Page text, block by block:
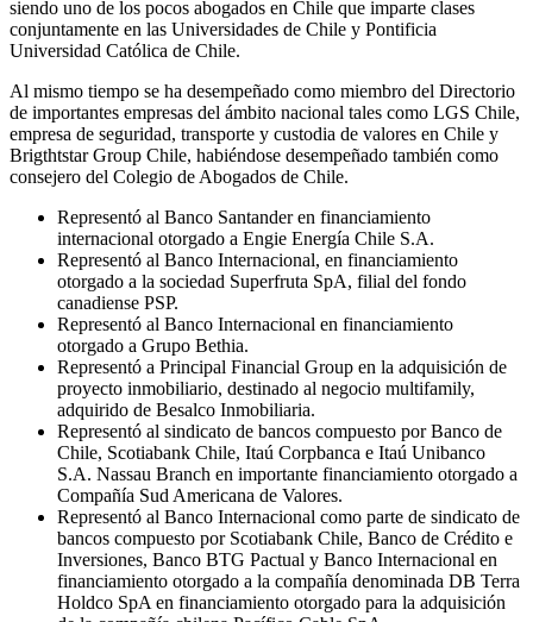
siendo uno de los pocos abogados en Chile que imparte clases
conjuntamente en las Universidades de Chile y Pontificia
Universidad Católica de Chile.
Al mismo tiempo se ha desempeñado como miembro del Directorio
de importantes empresas del ámbito nacional tales como LGS Chile,
empresa de seguridad, transporte y custodia de valores en Chile y
Brigthtstar Group Chile, habiéndose desempeñado también como
consejero del Colegio de Abogados de Chile.
Representó al Banco Santander en financiamiento
internacional otorgado a Engie Energía Chile S.A.
Representó al Banco Internacional, en financiamiento
otorgado a la sociedad Superfruta SpA, filial del fondo
canadiense PSP.
Representó al Banco Internacional en financiamiento
otorgado a Grupo Bethia.
Representó a Principal Financial Group en la adquisición de
proyecto inmobiliario, destinado al negocio multifamily,
adquirido de Besalco Inmobiliaria.
Representó al sindicato de bancos compuesto por Banco de
Chile, Scotiabank Chile, Itaú Corpbanca e Itaú Unibanco
S.A. Nassau Branch en importante financiamiento otorgado a
Compañía Sud Americana de Valores.
Representó al Banco Internacional como parte de sindicato de
bancos compuesto por Scotiabank Chile, Banco de Crédito e
Inversiones, Banco BTG Pactual y Banco Internacional en
financiamiento otorgado a la compañía denominada DB Terra
Holdco SpA en financiamiento otorgado para la adquisición